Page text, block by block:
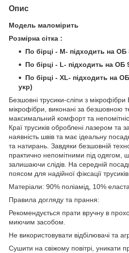
Опис
Модель маломірить
Розмірна сітка :
По бірці - M- підходить на
По бірці - L- підходить на ОБ
По бірці - XL- підходить на
укр)
Безшовні трусики-сліпи з мікрофібри
мікрофібри, виконані за безшовною
максимальний комфорт та
Краї трусиків оброблені лазером та
наявність швів та має ідеальну
та натирань. Завдяки безшовній
практично непомітними під одягом,
залишаючи слідів. На середній
поясом для надійної фіксації
Матеріали: 90% поліамід, 10%
Правила догляду та прання:
Рекомендується прати вручну в
миючим засобом.
Не використовувати відбілювачі та
Сушити на свіжому повітрі, уникати